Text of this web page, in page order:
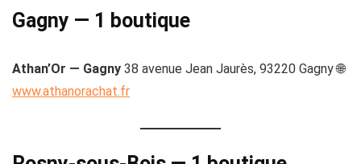
Gagny — 1 boutique
Athan’Or — Gagny 38 avenue Jean Jaurès, 93220 Gagny 🌐
www.athanorachat.fr